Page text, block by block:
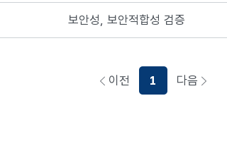
보안성, 보안적합성 검증
이전
페이지로이동하기
1 다음
페이지